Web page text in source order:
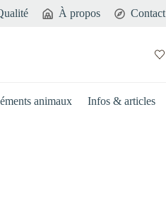
À propos Contact
animaux Infos & articles